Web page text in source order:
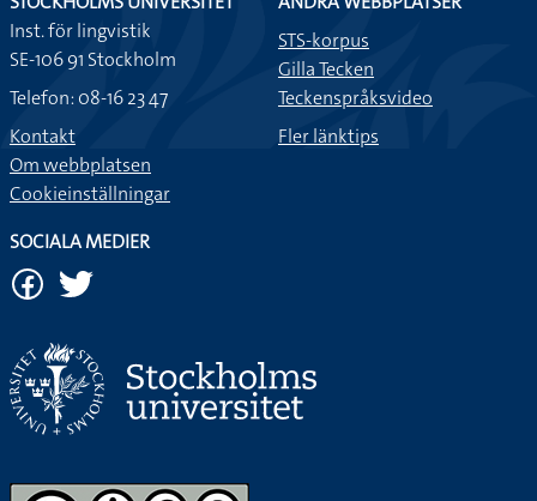
Inst. för lingvistik
SE-106 91 Stockholm
Telefon: 08-16 23 47
Kontakt
Om webbplatsen
Cookieinställningar
STS-korpus
Gilla Tecken
Teckenspråksvideo
Fler länktips
SOCIALA MEDIER